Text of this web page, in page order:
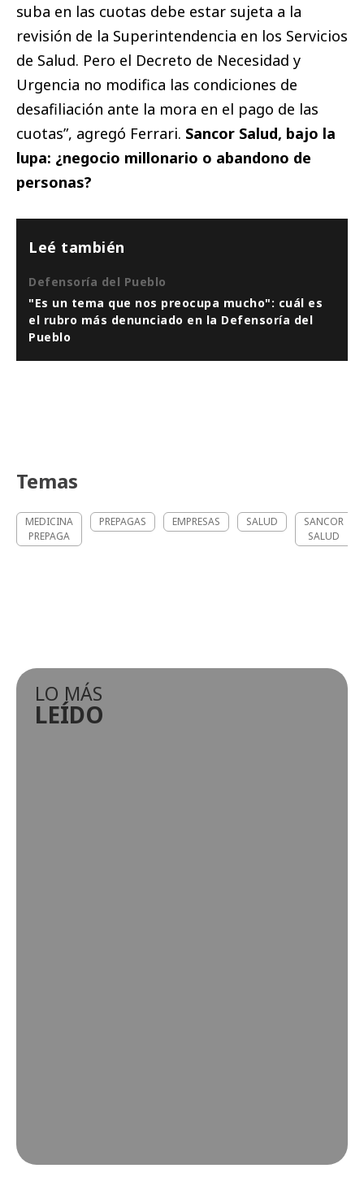
suba en las cuotas debe estar sujeta a la
revisión de la Superintendencia en los Servicios
de Salud. Pero el Decreto de Necesidad y
Urgencia no modifica las condiciones de
desafiliación ante la mora en el pago de las
cuotas”, agregó Ferrari. Sancor Salud, bajo la
lupa: ¿negocio millonario o abandono de
personas?
Leé también
Defensoría del Pueblo
"Es un tema que nos preocupa mucho": cuál es
el rubro más denunciado en la Defensoría del
Pueblo
Temas
MEDICINA
PREPAGA
PREPAGAS EMPRESAS SALUD
SANCOR
SALUD
LO MÁS
LEÍDO